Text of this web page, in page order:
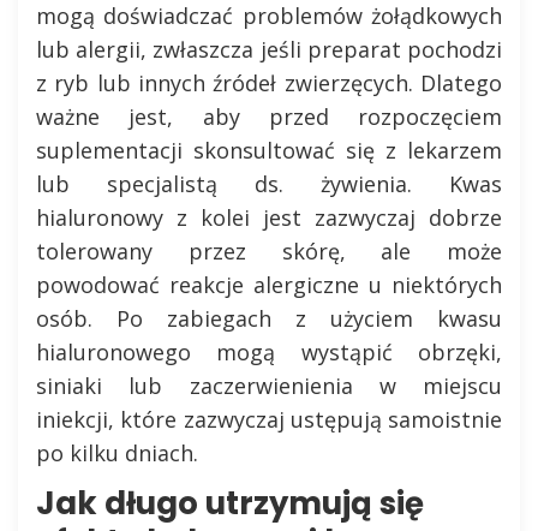
mogą doświadczać problemów żołądkowych
lub alergii, zwłaszcza jeśli preparat pochodzi
z ryb lub innych źródeł zwierzęcych. Dlatego
ważne jest, aby przed rozpoczęciem
suplementacji skonsultować się z lekarzem
lub specjalistą ds. żywienia. Kwas
hialuronowy z kolei jest zazwyczaj dobrze
tolerowany przez skórę, ale może
powodować reakcje alergiczne u niektórych
osób. Po zabiegach z użyciem kwasu
hialuronowego mogą wystąpić obrzęki,
siniaki lub zaczerwienienia w miejscu
iniekcji, które zazwyczaj ustępują samoistnie
po kilku dniach.
Jak długo utrzymują się